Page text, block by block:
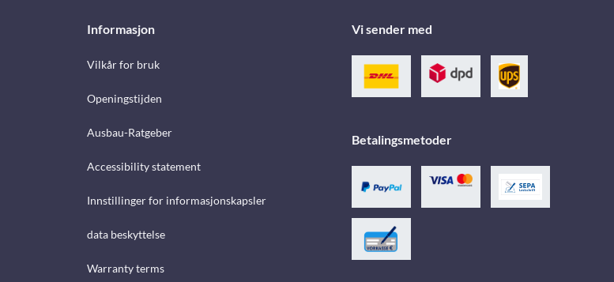
Informasjon
Vilkår for bruk
Openingstijden
Ausbau-Ratgeber
Accessibility statement
Innstillinger for informasjonskapsler
data beskyttelse
Warranty terms
Vi sender med
Betalingsmetoder